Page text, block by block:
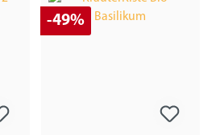
-49%